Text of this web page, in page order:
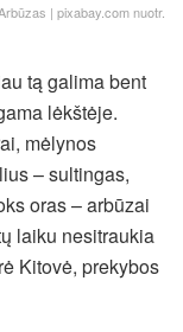
| pixabay.com nuotr.
tą galima bent
lėkštėje.
mėlynos
– sultingas,
oras – arbūzai
laiku nesitraukia
Kitovė, prekybos